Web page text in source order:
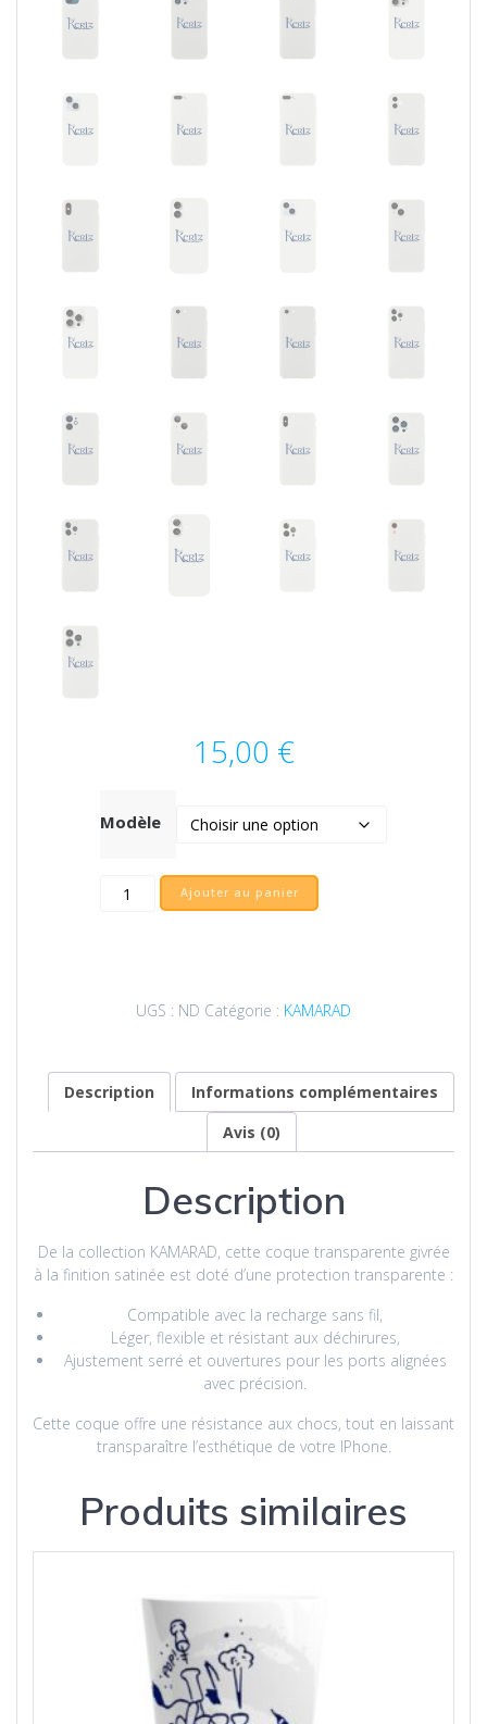
15,00 €
Modèle
quantité
bagad
Keriz
IPhone
tous
modèles
Ajouter au panier
UGS : ND Catégorie : KAMARAD
Description
Informations complémentaires
Avis (0)
Description
De la collection KAMARAD, cette coque transparente givrée
à la finition satinée est doté d’une protection transparente :
Compatible avec la recharge sans fil,
Léger, flexible et résistant aux déchirures,
Ajustement serré et ouvertures pour les ports alignées
avec précision.
Cette coque offre une résistance aux chocs, tout en laissant
transparaître l’esthétique de votre IPhone.
Produits similaires